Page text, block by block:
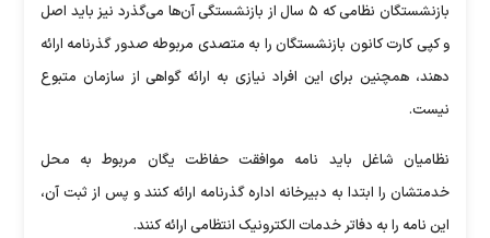
بازنشستگان نظامی که ۵ سال از بازنشستگی آن‌ها می‌گذرد نیز باید اصل
و کپی کارت کانون بازنشستگان را به متصدی مربوطه صدور گذرنامه ارائه
دهند، همچنین برای این افراد نیازی به ارائه گواهی از سازمان متبوع
نیست.
نظامیان شاغل باید نامه موافقت حفاظت یگان مربوط به محل
خدمتشان را ابتدا به دبیرخانه اداره گذرنامه ارائه کنند و پس از ثبت آن،
این نامه را به دفاتر خدمات الکترونیک انتظامی ارائه کنند.